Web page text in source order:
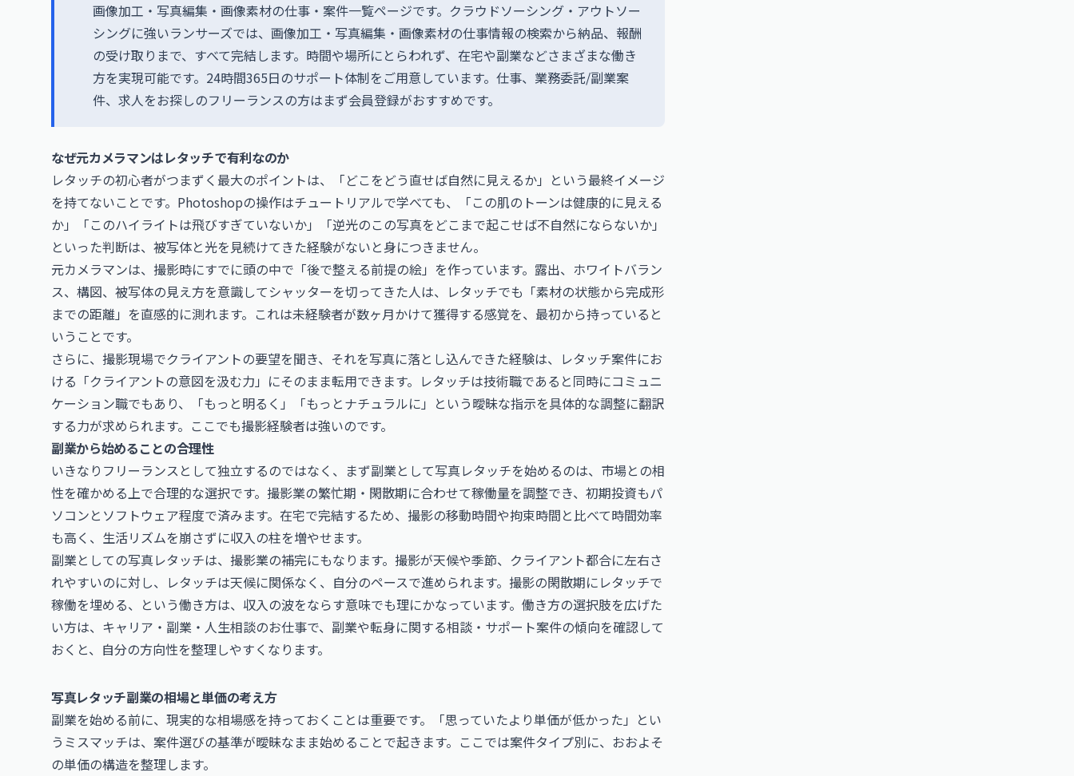
画像加工・写真編集・画像素材の仕事・案件一覧ページです。クラウドソーシング・アウトソー
シングに強いランサーズでは、画像加工・写真編集・画像素材の仕事情報の検索から納品、報酬
の受け取りまで、すべて完結します。時間や場所にとらわれず、在宅や副業などさまざまな働き
方を実現可能です。24時間365日のサポート体制をご用意しています。仕事、業務委託/副業案
件、求人をお探しのフリーランスの方はまず会員登録がおすすめです。
なぜ元カメラマンはレタッチで有利なのか
レタッチの初心者がつまずく最大のポイントは、「どこをどう直せば自然に見えるか」という最終イメージ
を持てないことです。Photoshopの操作はチュートリアルで学べても、「この肌のトーンは健康的に見える
か」「このハイライトは飛びすぎていないか」「逆光のこの写真をどこまで起こせば不自然にならないか」
といった判断は、被写体と光を見続けてきた経験がないと身につきません。
元カメラマンは、撮影時にすでに頭の中で「後で整える前提の絵」を作っています。露出、ホワイトバラン
ス、構図、被写体の見え方を意識してシャッターを切ってきた人は、レタッチでも「素材の状態から完成形
までの距離」を直感的に測れます。これは未経験者が数ヶ月かけて獲得する感覚を、最初から持っていると
いうことです。
さらに、撮影現場でクライアントの要望を聞き、それを写真に落とし込んできた経験は、レタッチ案件にお
ける「クライアントの意図を汲む力」にそのまま転用できます。レタッチは技術職であると同時にコミュニ
ケーション職でもあり、「もっと明るく」「もっとナチュラルに」という曖昧な指示を具体的な調整に翻訳
する力が求められます。ここでも撮影経験者は強いのです。
副業から始めることの合理性
いきなりフリーランスとして独立するのではなく、まず副業として写真レタッチを始めるのは、市場との相
性を確かめる上で合理的な選択です。撮影業の繁忙期・閑散期に合わせて稼働量を調整でき、初期投資もパ
ソコンとソフトウェア程度で済みます。在宅で完結するため、撮影の移動時間や拘束時間と比べて時間効率
も高く、生活リズムを崩さずに収入の柱を増やせます。
副業としての写真レタッチは、撮影業の補完にもなります。撮影が天候や季節、クライアント都合に左右さ
れやすいのに対し、レタッチは天候に関係なく、自分のペースで進められます。撮影の閑散期にレタッチで
稼働を埋める、という働き方は、収入の波をならす意味でも理にかなっています。働き方の選択肢を広げた
い方は、 キャリア・副業・人生相談のお仕事で、副業や転身に関する相談・サポート案件の傾向を確認して
おくと、自分の方向性を整理しやすくなります。
写真レタッチ副業の相場と単価の考え方
副業を始める前に、現実的な相場感を持っておくことは重要です。「思っていたより単価が低かった」とい
うミスマッチは、案件選びの基準が曖昧なまま始めることで起きます。ここでは案件タイプ別に、おおよそ
の単価の構造を整理します。